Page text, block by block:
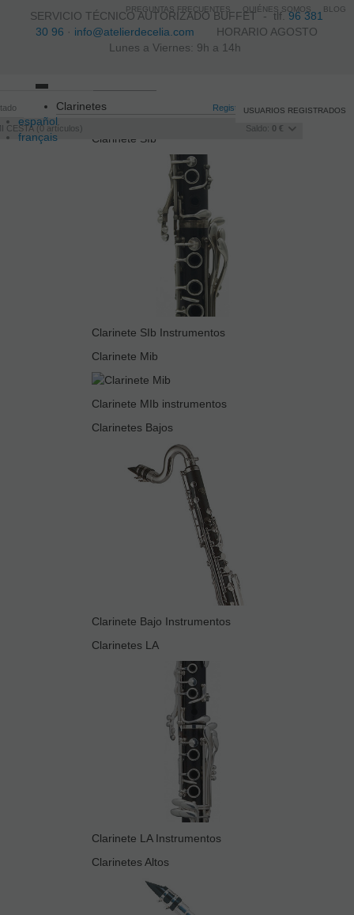
SERVICIO TÉCNICO AUTORIZADO BUFFET -tlf.96 381
30 96 · info@atelierdecelia.com HORARIO AGOSTO
Lunes a Viernes: 9h a 14h
español
français
Registro /Iniciar sesión
CESTA 0 artículos Saldo: 0 €
USUARIOS REGISTRADOS
navigation
Clarinetes
Clarinete SIb
Clarinete SIb Instrumentos
Clarinete Mib
Clarinete MIb instrumentos
Clarinetes Bajos
Clarinete Bajo Instrumentos
Clarinetes LA
Clarinete LA Instrumentos
Clarinetes Altos
PREGUNTAS FRECUENTES QUIÉNES SOMOS BLOG